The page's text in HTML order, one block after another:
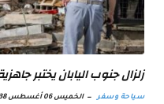
زلزال جنوب اليابان يختبر
سياحة وسفر الخميس 06 أغسطس 1:38 م